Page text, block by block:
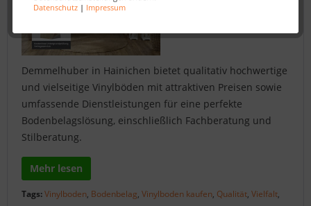
Datenschutz| Impressum
Demmelhuber in Hainichen bietet qualitativ hochwertige
und vielseitige Vinylböden mit attraktiven Preisen sowie
umfassende Dienstleistungen für eine perfekte
Bodenbelagslösung, einschließlich Fachberatung und
Stilberatung.
Mehr lesen
Tags:Vinylboden, Bodenbelag, Vinylboden kaufen, Qualität, Vielfalt,